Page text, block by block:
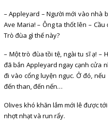
– Appleyard – Người mới vào nhà
Ave Maria! – Ông ta thốt lên –
Trò đùa gì thế này?
– Một trò đùa tồi tệ, ngài tu sĩ ạ! –
đã bắn Appleyard ngay cạnh cửa
đi vào cổng luyện ngục. Ở đó,
đến than, đến nến…
Olives khó khăn lắm mới lê được
nhợt nhạt và run rẩy.